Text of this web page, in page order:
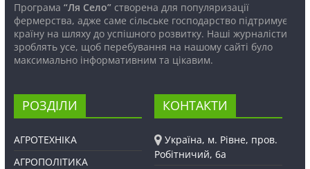
Програма “Ля Село”створена для популяризації
фермерства, адже саме сільське господарство підтримує
країну на шляху до успішного розвитку. Наші журналісти
зроблять усе, щоб перебування на нашому сайті було
максимально інформативним та цікавим.
РОЗДІЛИ
АГРОТЕХНІКА
АГРОПОЛІТИКА
КОНТАКТИ
Україна, м. Рівне, пров.
Робітничий, 6а